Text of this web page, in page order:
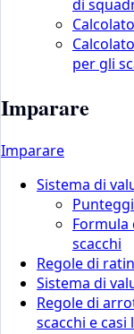
di
per gli
Imparare
Imparare
Sistema di
Formula
scacchi
Regole di
Sistema di
Regole di
scacchi e casi